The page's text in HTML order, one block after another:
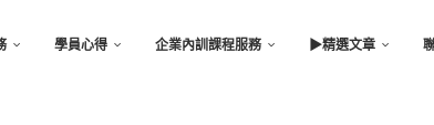
學員心得 企業內訓課程服務 ▶︎精選文章